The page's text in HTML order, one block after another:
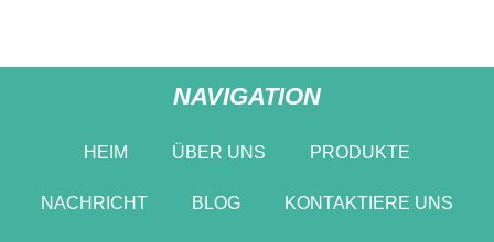
NAVIGATION
HEIM ÜBER UNS PRODUKTE
NACHRICHT BLOG KONTAKTIERE UNS